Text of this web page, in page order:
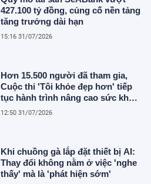
427.100 tỷ đồng, củng cố nền tảng
tăng trưởng dài hạn
15:16 31/07/2026
Hơn 15.500 người đã tham gia,
Cuộc thi 'Tôi khỏe đẹp hơn' tiếp
tục hành trình nâng cao sức khỏe
người Việt
12:50 31/07/2026
Khi chuồng gà lắp đặt thiết bị AI:
Thay đổi không nằm ở việc 'nghe
thấy' mà là 'phát hiện sớm'